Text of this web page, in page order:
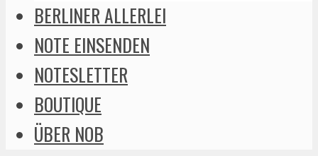
BERLINER ALLERLEI
NOTE EINSENDEN
NOTESLETTER
BOUTIQUE
ÜBER NOB